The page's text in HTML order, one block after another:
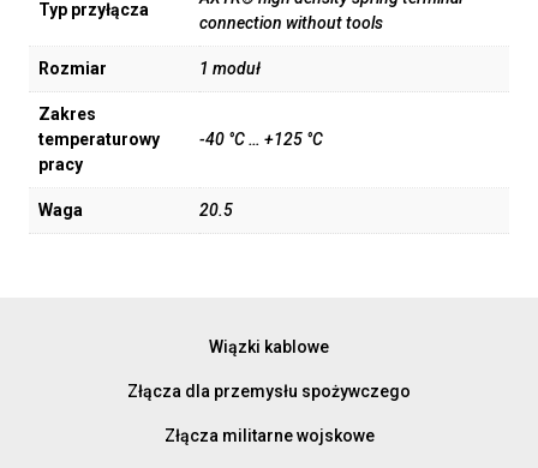
Typ przyłącza
connection without tools
Rozmiar 1 moduł
Zakres
temperaturowy
pracy
-40 °C … +125 °C
Waga 20.5
Wiązki kablowe
Złącza dla przemysłu spożywczego
Złącza militarne wojskowe